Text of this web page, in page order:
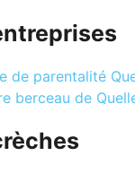
de parentalité
berceau de